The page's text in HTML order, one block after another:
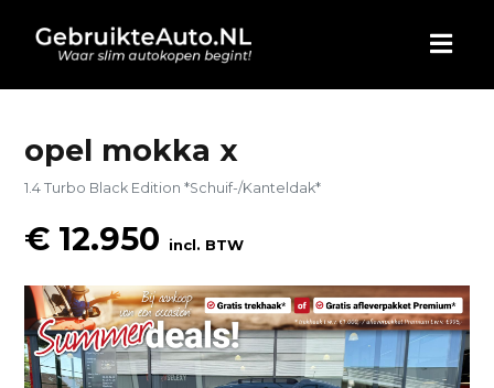
AUTO KOPEN
BLOG
WIE ZIJN WIJ
opel mokka x
1.4 Turbo Black Edition *Schuif-/Kanteldak*
€ 12.950 incl. BTW